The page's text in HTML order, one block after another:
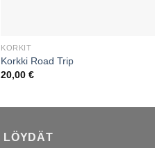
KORKIT
Korkki Road Trip
20,00€
LÖYDÄT